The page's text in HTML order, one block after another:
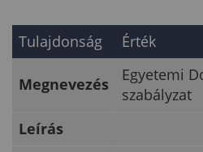
Tulajdonság Érték
Megnevezés
Egyetemi
szabályzat
Leírás